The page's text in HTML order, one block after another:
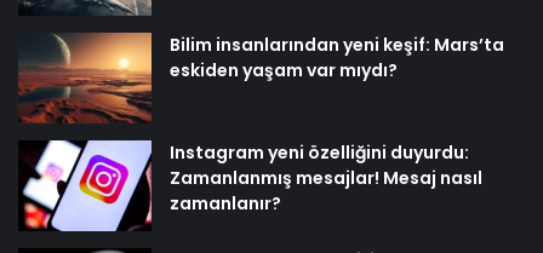
Bilim insanlarından yeni keşif: Mars’ta
eskiden yaşam var mıydı?
Instagram yeni özelliğini duyurdu:
Zamanlanmış mesajlar! Mesaj nasıl
zamanlanır?